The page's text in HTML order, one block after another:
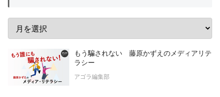
もう騙されない 藤原かずえのメディアリテ
ラシー
アゴラ編集部